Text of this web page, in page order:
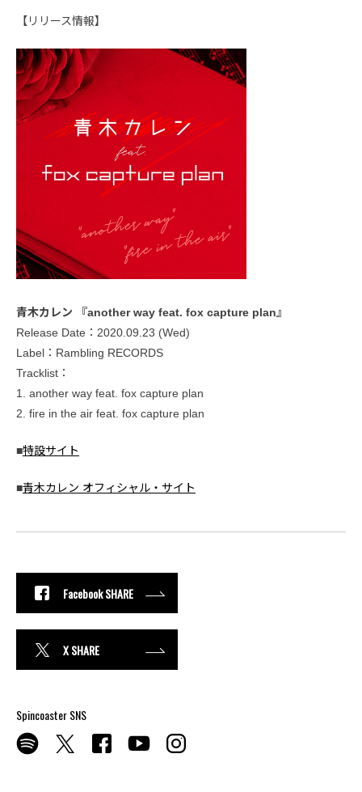
【リリース情報】
青木カレン 『another way feat. fox capture plan』
Release Date：2020.09.23 (Wed)
Label：Rambling RECORDS
Tracklist：
1. another way feat. fox capture plan
2. fire in the air feat. fox capture plan
■特設サイト
■青木カレン オフィシャル・サイト
Facebook SHARE
X SHARE
Spincoaster SNS